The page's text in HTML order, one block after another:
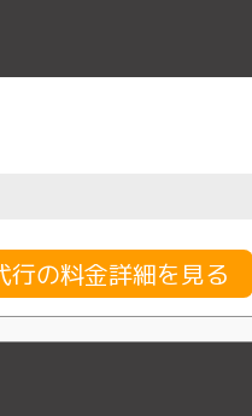
行の料金詳細を見る